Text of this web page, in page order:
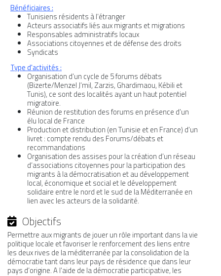
Bénéficiaires :
Tunisiens résidents à l’étranger
Acteurs associatifs liés aux migrants et migrations
Responsables administratifs locaux
Associations citoyennes et de défense des droits
Syndicats
Type d'activités :
Organisation d’un cycle de 5 forums débats
(Bizerte/Menzel J’mil, Zarzis, Ghardimaou, Kébili et
Tunis), ce sont des localités ayant un haut potentiel
migratoire.
Réunion de restitution des forums en présence d’un
élu local de France
Production et distribution (en Tunisie et en France) d’un
livret : compte rendu des Forums/débats et
recommandations
Organisation des assises pour la création d’un réseau
d’associations citoyennes pour la participation des
migrants à la démocratisation et au développement
local, économique et social et le développement
solidaire entre le nord et le sud de la Méditerranée en
lien avec les acteurs de la solidarité.
Objectifs
Permettre aux migrants de jouer un rôle important dans la vie
politique locale et favoriser le renforcement des liens entre
les deux rives de la méditerranée par la consolidation de la
démocratie tant dans leur pays de résidence que dans leur
pays d’origine. A l’aide de la démocratie participative, les